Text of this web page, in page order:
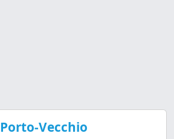
Vecchio